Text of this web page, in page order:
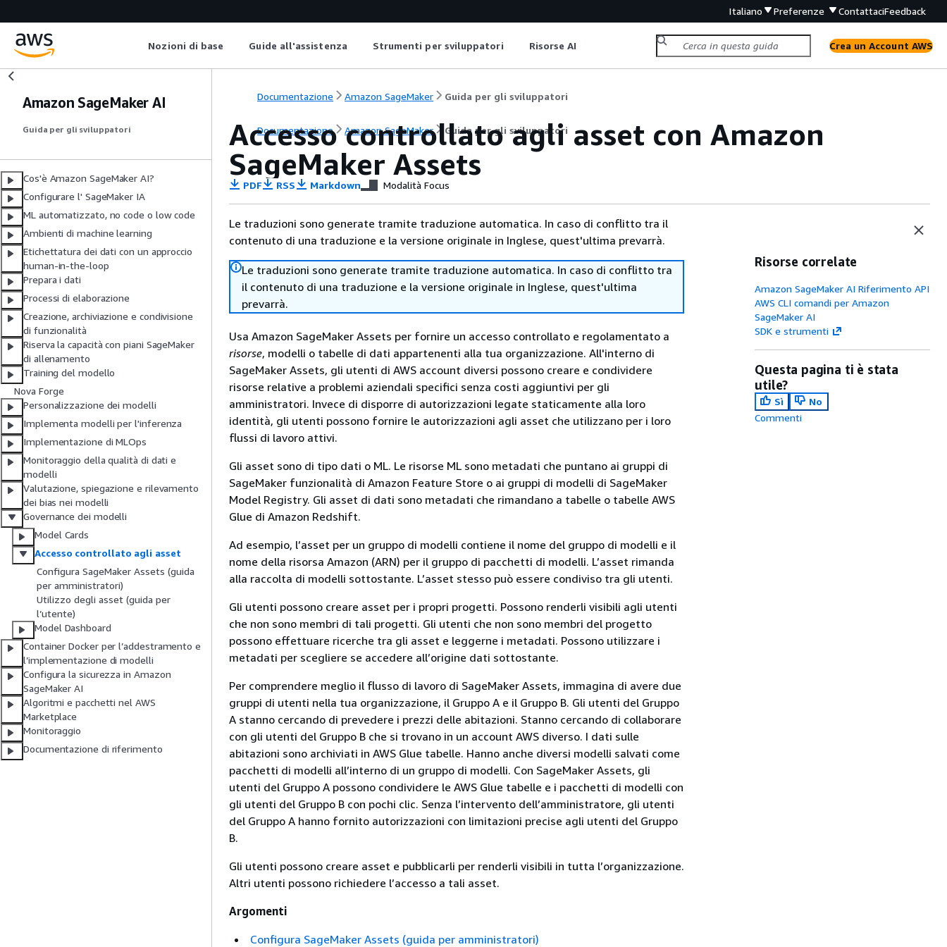
Italiano Preferenze ContattaciFeedback
Nozioni di base Guide all'assistenza Strumenti per sviluppatori Risorse AI Crea un Account AWS
Amazon SageMaker AI
Guida per gli sviluppatori
Cos'è Amazon SageMaker AI?
Configurare l' SageMaker IA
ML automatizzato, no code o low code
Ambienti di machine learning
Etichettatura dei dati con un approccio
human-in-the-loop
Prepara i dati
Processi di elaborazione
Creazione, archiviazione e condivisione
di funzionalità
Riserva la capacità con piani SageMaker
di allenamento
Training del modello
Nova Forge
Personalizzazione dei modelli
Implementa modelli per l'inferenza
Implementazione di MLOps
Monitoraggio della qualità di dati e
modelli
Valutazione, spiegazione e rilevamento
dei bias nei modelli
Governance dei modelli
Model Cards
Accesso controllato agli asset
Configura SageMaker Assets (guida
per amministratori)
Utilizzo degli asset (guida per
l’utente)
Model Dashboard
Container Docker per l’addestramento e
l’implementazione di modelli
Configura la sicurezza in Amazon
SageMaker AI
Algoritmi e pacchetti nel AWS
Marketplace
Monitoraggio
Documentazione di riferimento
Documentazione Amazon SageMaker Guida per gli sviluppatori
Documentazione Amazon SageMaker Guida per gli sviluppatori
Accesso controllato agli asset con Amazon
SageMaker Assets
PDF RSS Markdown Modalità Focus
Le traduzioni sono generate tramite traduzione automatica. In caso di conflitto tra il
contenuto di una traduzione e la versione originale in Inglese, quest'ultima prevarrà.
Le traduzioni sono generate tramite traduzione automatica. In caso di conflitto tra
il contenuto di una traduzione e la versione originale in Inglese, quest'ultima
prevarrà.
Usa Amazon SageMaker Assets per fornire un accesso controllato e regolamentato a
risorse, modelli o tabelle di dati appartenenti alla tua organizzazione. All'interno di
SageMaker Assets, gli utenti di AWS account diversi possono creare e condividere
risorse relative a problemi aziendali specifici senza costi aggiuntivi per gli
amministratori. Invece di disporre di autorizzazioni legate staticamente alla loro
identità, gli utenti possono fornire le autorizzazioni agli asset che utilizzano per i loro
flussi di lavoro attivi.
Gli asset sono di tipo dati o ML. Le risorse ML sono metadati che puntano ai gruppi di
SageMaker funzionalità di Amazon Feature Store o ai gruppi di modelli di SageMaker
Model Registry. Gli asset di dati sono metadati che rimandano a tabelle o tabelle AWS
Glue di Amazon Redshift.
Ad esempio, l’asset per un gruppo di modelli contiene il nome del gruppo di modelli e il
nome della risorsa Amazon (ARN) per il gruppo di pacchetti di modelli. L’asset rimanda
alla raccolta di modelli sottostante. L’asset stesso può essere condiviso tra gli utenti.
Gli utenti possono creare asset per i propri progetti. Possono renderli visibili agli utenti
che non sono membri di tali progetti. Gli utenti che non sono membri del progetto
possono effettuare ricerche tra gli asset e leggerne i metadati. Possono utilizzare i
metadati per scegliere se accedere all’origine dati sottostante.
Per comprendere meglio il flusso di lavoro di SageMaker Assets, immagina di avere due
gruppi di utenti nella tua organizzazione, il Gruppo A e il Gruppo B. Gli utenti del Gruppo
A stanno cercando di prevedere i prezzi delle abitazioni. Stanno cercando di collaborare
con gli utenti del Gruppo B che si trovano in un account AWS diverso. I dati sulle
abitazioni sono archiviati in AWS Glue tabelle. Hanno anche diversi modelli salvati come
pacchetti di modelli all’interno di un gruppo di modelli. Con SageMaker Assets, gli
utenti del Gruppo A possono condividere le AWS Glue tabelle e i pacchetti di modelli con
gli utenti del Gruppo B con pochi clic. Senza l’intervento dell’amministratore, gli utenti
del Gruppo A hanno fornito autorizzazioni con limitazioni precise agli utenti del Gruppo
B.
Gli utenti possono creare asset e pubblicarli per renderli visibili in tutta l’organizzazione.
Altri utenti possono richiedere l’accesso a tali asset.
Argomenti
Configura SageMaker Assets (guida per amministratori)
Risorse correlate
Amazon SageMaker AI Riferimento API
AWS CLI comandi per Amazon
SageMaker AI
SDK e strumenti
Questa pagina ti è stata
utile?
Sì
No
Commenti